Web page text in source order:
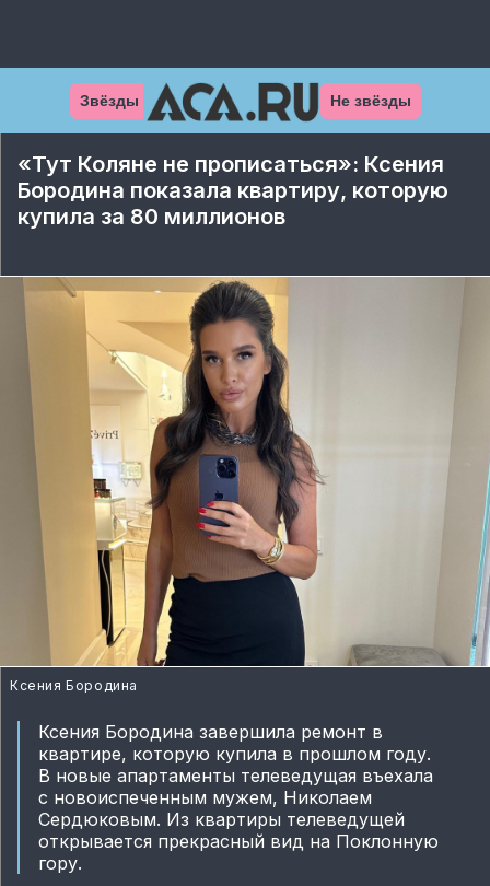
Звёзды Не звёзды
«Тут Коляне не прописаться»: Ксения
Бородина показала квартиру, которую
купила за 80 миллионов
Ксения Бородина
Ксения Бородина завершила ремонт в
квартире, которую купила в прошлом году.
В новые апартаменты телеведущая въехала
с новоиспеченным мужем, Николаем
Сердюковым. Из квартиры телеведущей
открывается прекрасный вид на Поклонную
гору.